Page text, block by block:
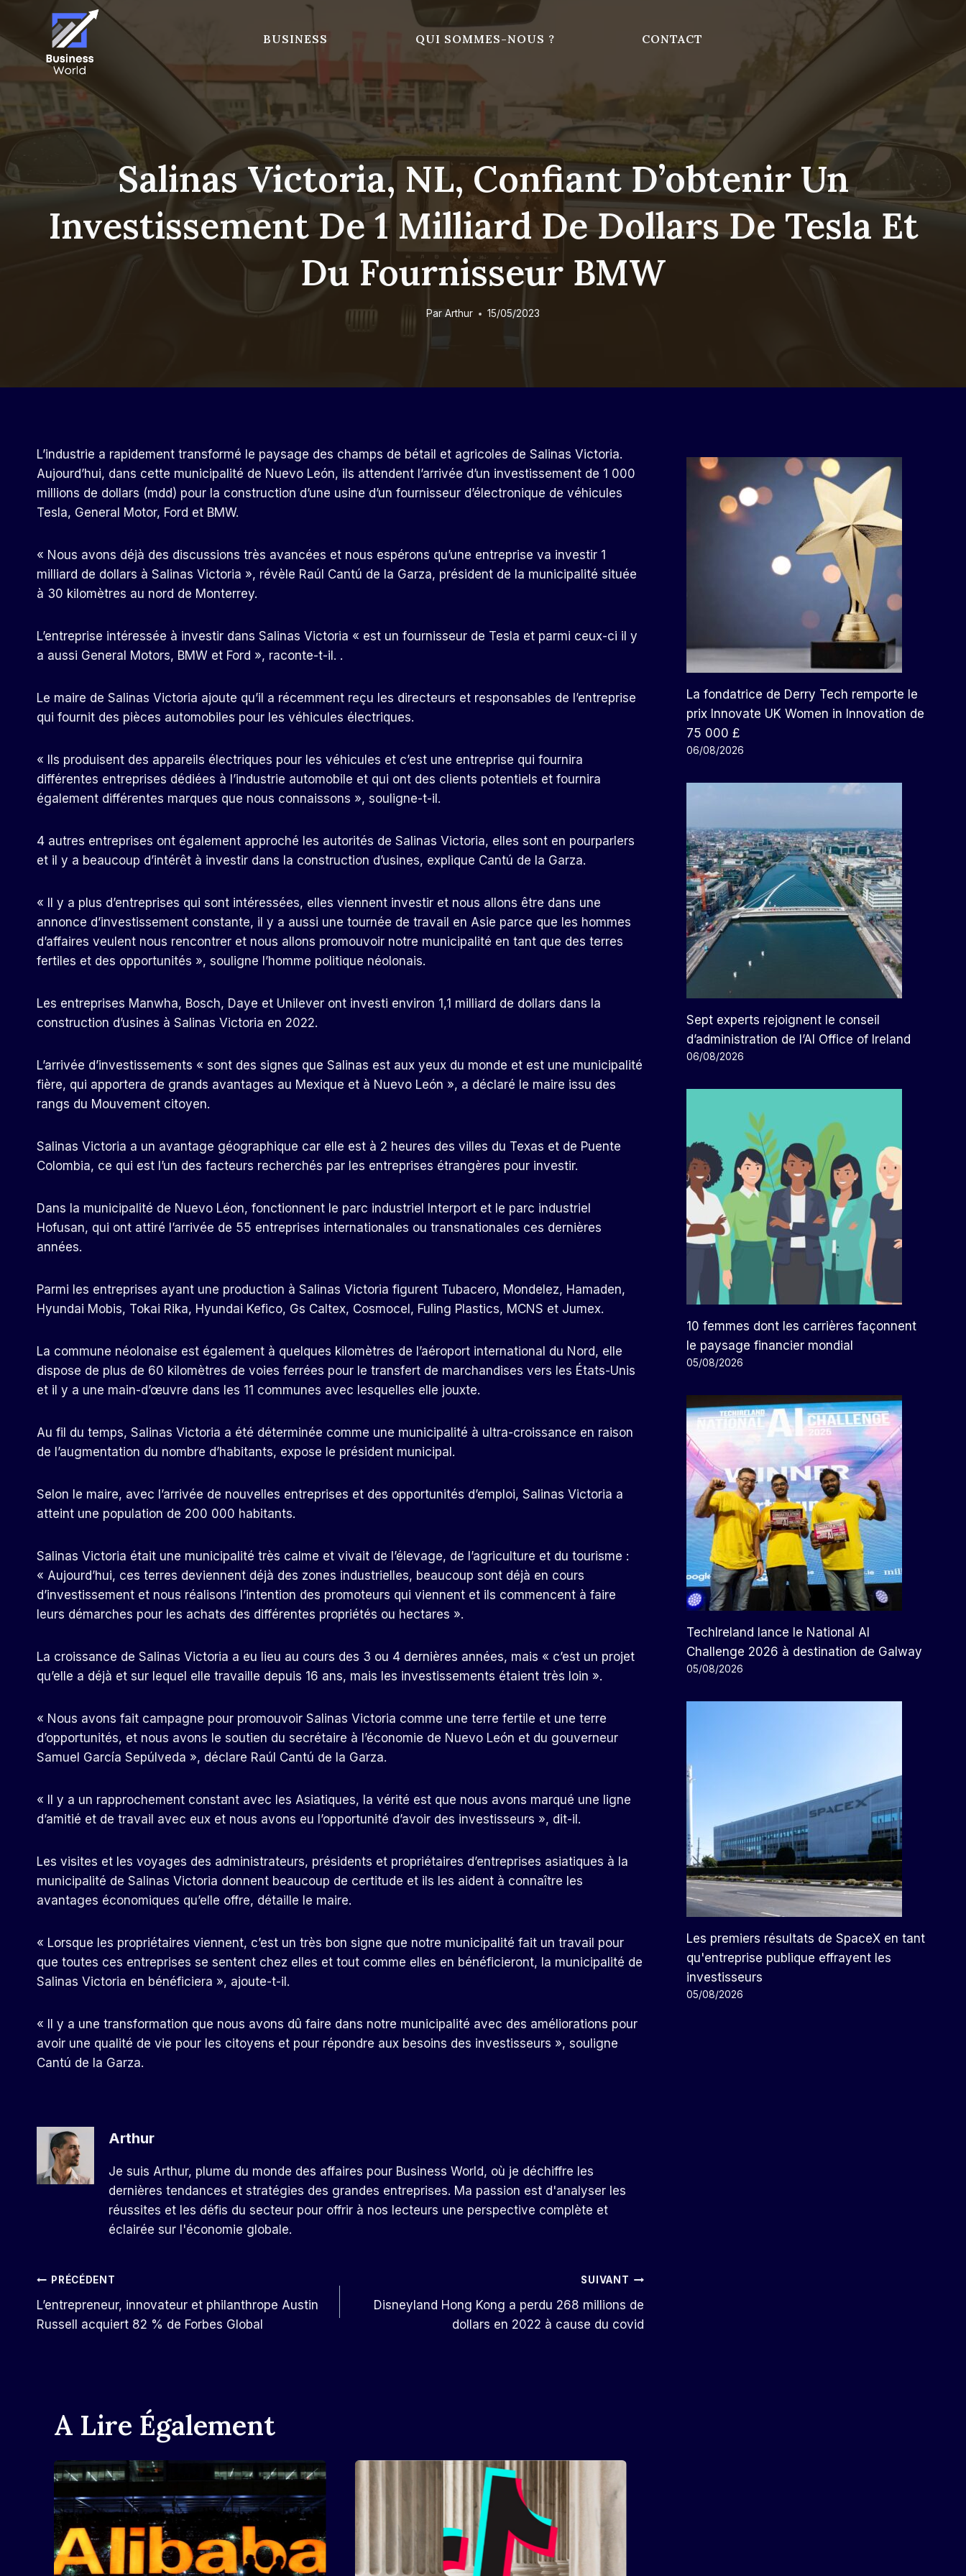
content
BUSINESS QUI SOMMES-NOUS ? CONTACT
Salinas Victoria, NL, Confiant D’obtenir Un
Investissement De 1 Milliard De Dollars De Tesla Et
Du Fournisseur BMW
Par Arthur 15/05/2023
L’industrie a rapidement transformé le paysage des champs de bétail et agricoles de Salinas Victoria.
Aujourd’hui, dans cette municipalité de Nuevo León, ils attendent l’arrivée d’un investissement de 1 000
millions de dollars (mdd) pour la construction d’une usine d’un fournisseur d’électronique de véhicules
Tesla, General Motor, Ford et BMW.
« Nous avons déjà des discussions très avancées et nous espérons qu’une entreprise va investir 1
milliard de dollars à Salinas Victoria », révèle Raúl Cantú de la Garza, président de la municipalité située
à 30 kilomètres au nord de Monterrey.
L’entreprise intéressée à investir dans Salinas Victoria « est un fournisseur de Tesla et parmi ceux-ci il y
a aussi General Motors, BMW et Ford », raconte-t-il. .
Le maire de Salinas Victoria ajoute qu’il a récemment reçu les directeurs et responsables de l’entreprise
qui fournit des pièces automobiles pour les véhicules électriques.
« Ils produisent des appareils électriques pour les véhicules et c’est une entreprise qui fournira
différentes entreprises dédiées à l’industrie automobile et qui ont des clients potentiels et fournira
également différentes marques que nous connaissons », souligne-t-il.
4 autres entreprises ont également approché les autorités de Salinas Victoria, elles sont en pourparlers
et il y a beaucoup d’intérêt à investir dans la construction d’usines, explique Cantú de la Garza.
« Il y a plus d’entreprises qui sont intéressées, elles viennent investir et nous allons être dans une
annonce d’investissement constante, il y a aussi une tournée de travail en Asie parce que les hommes
d’affaires veulent nous rencontrer et nous allons promouvoir notre municipalité en tant que des terres
fertiles et des opportunités », souligne l’homme politique néolonais.
Les entreprises Manwha, Bosch, Daye et Unilever ont investi environ 1,1 milliard de dollars dans la
construction d’usines à Salinas Victoria en 2022.
L’arrivée d’investissements « sont des signes que Salinas est aux yeux du monde et est une municipalité
fière, qui apportera de grands avantages au Mexique et à Nuevo León », a déclaré le maire issu des
rangs du Mouvement citoyen.
Salinas Victoria a un avantage géographique car elle est à 2 heures des villes du Texas et de Puente
Colombia, ce qui est l’un des facteurs recherchés par les entreprises étrangères pour investir.
Dans la municipalité de Nuevo Léon, fonctionnent le parc industriel Interport et le parc industriel
Hofusan, qui ont attiré l’arrivée de 55 entreprises internationales ou transnationales ces dernières
années.
Parmi les entreprises ayant une production à Salinas Victoria figurent Tubacero, Mondelez, Hamaden,
Hyundai Mobis, Tokai Rika, Hyundai Kefico, Gs Caltex, Cosmocel, Fuling Plastics, MCNS et Jumex.
La commune néolonaise est également à quelques kilomètres de l’aéroport international du Nord, elle
dispose de plus de 60 kilomètres de voies ferrées pour le transfert de marchandises vers les États-Unis
et il y a une main-d’œuvre dans les 11 communes avec lesquelles elle jouxte.
Au fil du temps, Salinas Victoria a été déterminée comme une municipalité à ultra-croissance en raison
de l’augmentation du nombre d’habitants, expose le président municipal.
Selon le maire, avec l’arrivée de nouvelles entreprises et des opportunités d’emploi, Salinas Victoria a
atteint une population de 200 000 habitants.
Salinas Victoria était une municipalité très calme et vivait de l’élevage, de l’agriculture et du tourisme :
« Aujourd’hui, ces terres deviennent déjà des zones industrielles, beaucoup sont déjà en cours
d’investissement et nous réalisons l’intention des promoteurs qui viennent et ils commencent à faire
leurs démarches pour les achats des différentes propriétés ou hectares ».
La croissance de Salinas Victoria a eu lieu au cours des 3 ou 4 dernières années, mais « c’est un projet
qu’elle a déjà et sur lequel elle travaille depuis 16 ans, mais les investissements étaient très loin ».
« Nous avons fait campagne pour promouvoir Salinas Victoria comme une terre fertile et une terre
d’opportunités, et nous avons le soutien du secrétaire à l’économie de Nuevo León et du gouverneur
Samuel García Sepúlveda », déclare Raúl Cantú de la Garza.
« Il y a un rapprochement constant avec les Asiatiques, la vérité est que nous avons marqué une ligne
d’amitié et de travail avec eux et nous avons eu l’opportunité d’avoir des investisseurs », dit-il.
Les visites et les voyages des administrateurs, présidents et propriétaires d’entreprises asiatiques à la
municipalité de Salinas Victoria donnent beaucoup de certitude et ils les aident à connaître les
avantages économiques qu’elle offre, détaille le maire.
« Lorsque les propriétaires viennent, c’est un très bon signe que notre municipalité fait un travail pour
que toutes ces entreprises se sentent chez elles et tout comme elles en bénéficieront, la municipalité de
Salinas Victoria en bénéficiera », ajoute-t-il.
« Il y a une transformation que nous avons dû faire dans notre municipalité avec des améliorations pour
avoir une qualité de vie pour les citoyens et pour répondre aux besoins des investisseurs », souligne
Cantú de la Garza.
Arthur
Je suis Arthur, plume du monde des affaires pour Business World, où je déchiffre les
dernières tendances et stratégies des grandes entreprises. Ma passion est d'analyser les
réussites et les défis du secteur pour offrir à nos lecteurs une perspective complète et
éclairée sur l'économie globale.
Navigation
De
PRÉCÉDENT
L’entrepreneur, innovateur et philanthrope Austin
Russell acquiert 82 % de Forbes Global
SUIVANT
Disneyland Hong Kong a perdu 268 millions de
dollars en 2022 à cause du covid
A Lire Également
La fondatrice de Derry Tech remporte le
prix Innovate UK Women in Innovation de
75 000 £
06/08/2026
Sept experts rejoignent le conseil
d’administration de l’AI Office of Ireland
06/08/2026
10 femmes dont les carrières façonnent
le paysage financier mondial
05/08/2026
TechIreland lance le National AI
Challenge 2026 à destination de Galway
05/08/2026
Les premiers résultats de SpaceX en tant
qu'entreprise publique effrayent les
investisseurs
05/08/2026